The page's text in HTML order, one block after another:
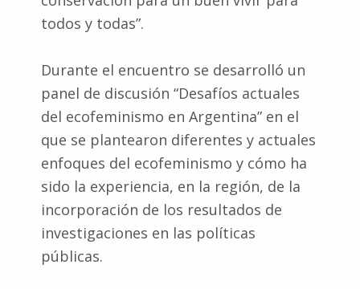
todos y todas”.
Durante el encuentro se desarrolló un
panel de discusión “Desafíos actuales
del ecofeminismo en Argentina” en el
que se plantearon diferentes y actuales
enfoques del ecofeminismo y cómo ha
sido la experiencia, en la región, de la
incorporación de los resultados de
investigaciones en las políticas
públicas.